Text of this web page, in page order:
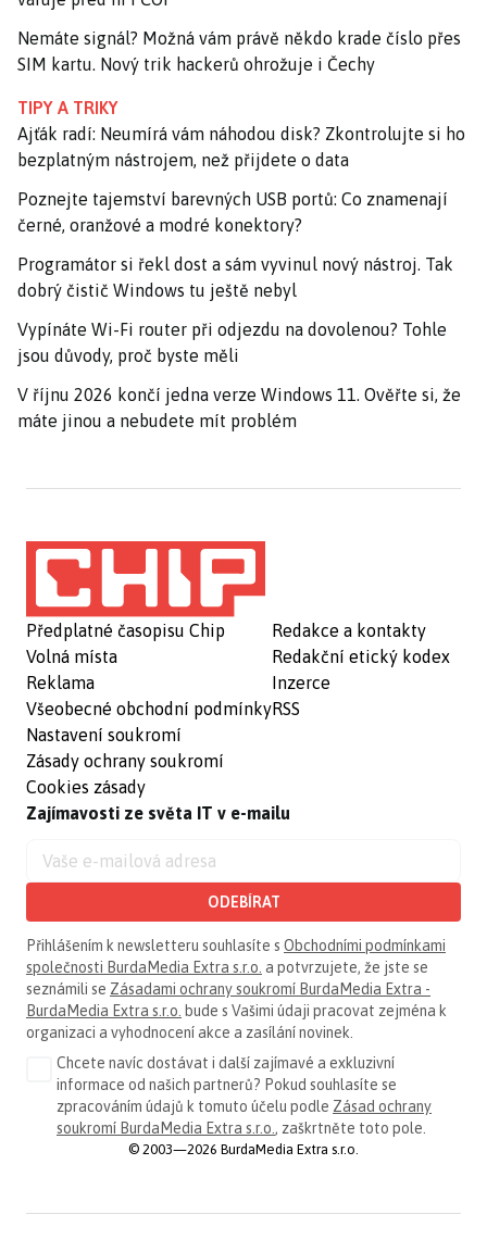
Nemáte signál? Možná vám právě někdo krade číslo přes
SIM kartu. Nový trik hackerů ohrožuje i Čechy
TIPY A TRIKY
Ajťák radí: Neumírá vám náhodou disk? Zkontrolujte si ho
bezplatným nástrojem, než přijdete o data
Poznejte tajemství barevných USB portů: Co znamenají
černé, oranžové a modré konektory?
Programátor si řekl dost a sám vyvinul nový nástroj. Tak
dobrý čistič Windows tu ještě nebyl
Vypínáte Wi-Fi router při odjezdu na dovolenou? Tohle
jsou důvody, proč byste měli
V říjnu 2026 končí jedna verze Windows 11. Ověřte si, že
máte jinou a nebudete mít problém
Předplatné časopisu Chip
Volná místa
Reklama
Všeobecné obchodní podmínky
Nastavení soukromí
Zásady ochrany soukromí
Cookies zásady
Redakce a kontakty
Redakční etický kodex
Inzerce
RSS
Zajímavosti ze světa IT v e-mailu
ODEBÍRAT
Přihlášením k newsletteru souhlasíte s Obchodními podmínkami
společnosti BurdaMedia Extra s.r.o. a potvrzujete, že jste se
seznámili se Zásadami ochrany soukromí BurdaMedia Extra -
BurdaMedia Extra s.r.o. bude s Vašimi údaji pracovat zejména k
organizaci a vyhodnocení akce a zasílání novinek.
Chcete navíc dostávat i další zajímavé a exkluzivní
informace od našich partnerů? Pokud souhlasíte se
zpracováním údajů k tomuto účelu podle Zásad ochrany
soukromí BurdaMedia Extra s.r.o. , zaškrtněte toto pole.
© 2003—2026 BurdaMedia Extra s.r.o.